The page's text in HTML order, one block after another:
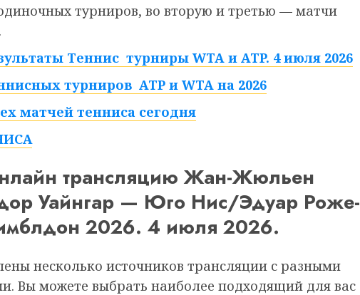
турниров, во вторую и третью — матчи
Теннис турниры WTA и ATP. 4 июля 2026
турниров ATP и WTA на 2026
матчей тенниса сегодня
трансляцию Жан-Жюльен
Уайнгар — Юго Нис/Эдуар Роже-
2026. 4 июля 2026.
несколько источников трансляции с разными
Вы можете выбрать наиболее подходящий для вас